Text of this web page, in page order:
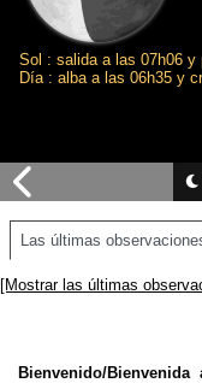
Sol : salida a las 07h06 y
Día : alba a las 06h35 y
Las últimas
[Mostrar las últimas
Bienvenido/